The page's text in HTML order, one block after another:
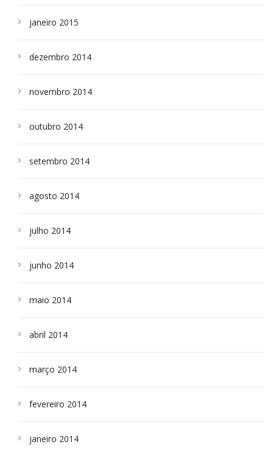
janeiro 2015
dezembro 2014
novembro 2014
outubro 2014
setembro 2014
agosto 2014
julho 2014
junho 2014
maio 2014
abril 2014
março 2014
fevereiro 2014
janeiro 2014